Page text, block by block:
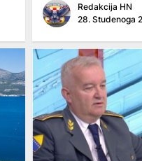
Redakcija HN
28. Studenoga